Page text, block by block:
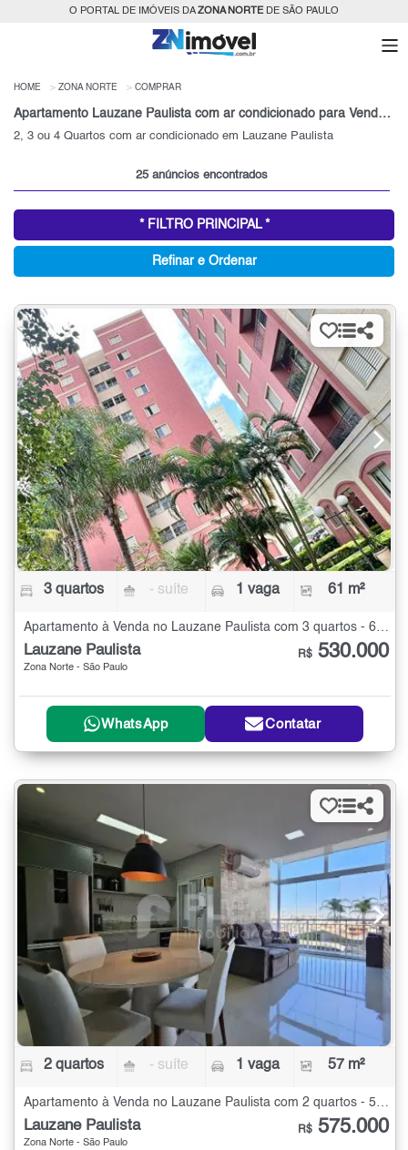
O PORTAL DE IMÓVEIS DAZONA NORTEDE SÃO PAULO
HOME ZONA NORTE COMPRAR
Apartamento Lauzane Paulista com ar condicionado para Venda, Zona Norte, SP
2, 3 ou 4 Quartos com ar condicionado em Lauzane Paulista
25 anúncios encontrados
* FILTRO PRINCIPAL *
Refinar e Ordenar
3 quartos - suíte 1 vaga 61 m²
Apartamento à Venda no Lauzane Paulista com 3 quartos - 61 m²
Lauzane Paulista
Zona Norte - São Paulo
R$ 530.000
WhatsApp Contatar
2 quartos - suíte 1 vaga 57 m²
Apartamento à Venda no Lauzane Paulista com 2 quartos - 57 m²
Lauzane Paulista
Zona Norte - São Paulo
R$ 575.000